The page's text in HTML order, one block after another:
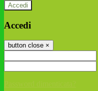
Accedi
Accedi
button close ×